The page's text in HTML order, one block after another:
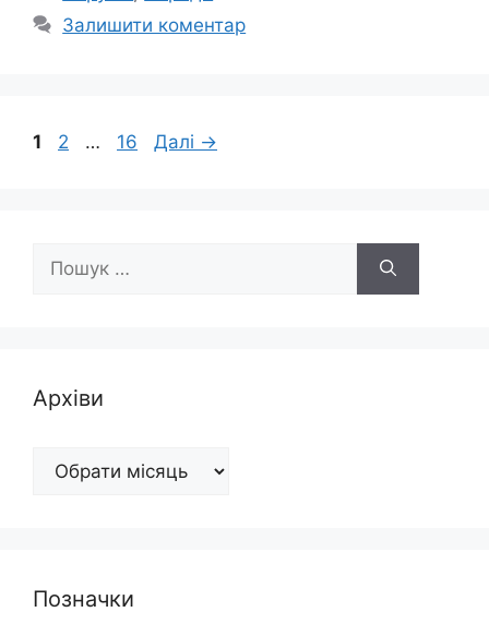
Залишити коментар
Сторінка
1 Сторінка
2 … Сторінка
16 Далі →
Архіви
Архіви
Позначки